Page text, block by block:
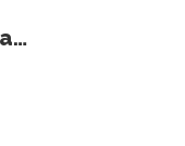
Decebal Leonard Marin